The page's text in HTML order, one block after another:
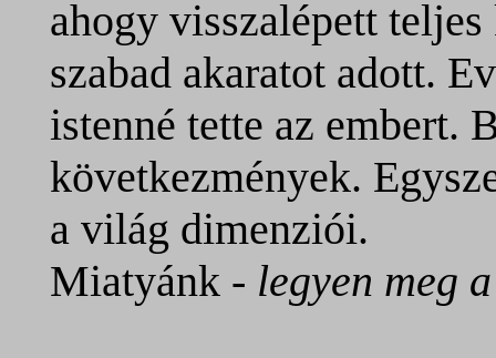
ahogy visszalépett
szabad akaratot adott.
istenné tette az embert.
következmények.
a világ dimenziói.
Miatyánk - legyen meg